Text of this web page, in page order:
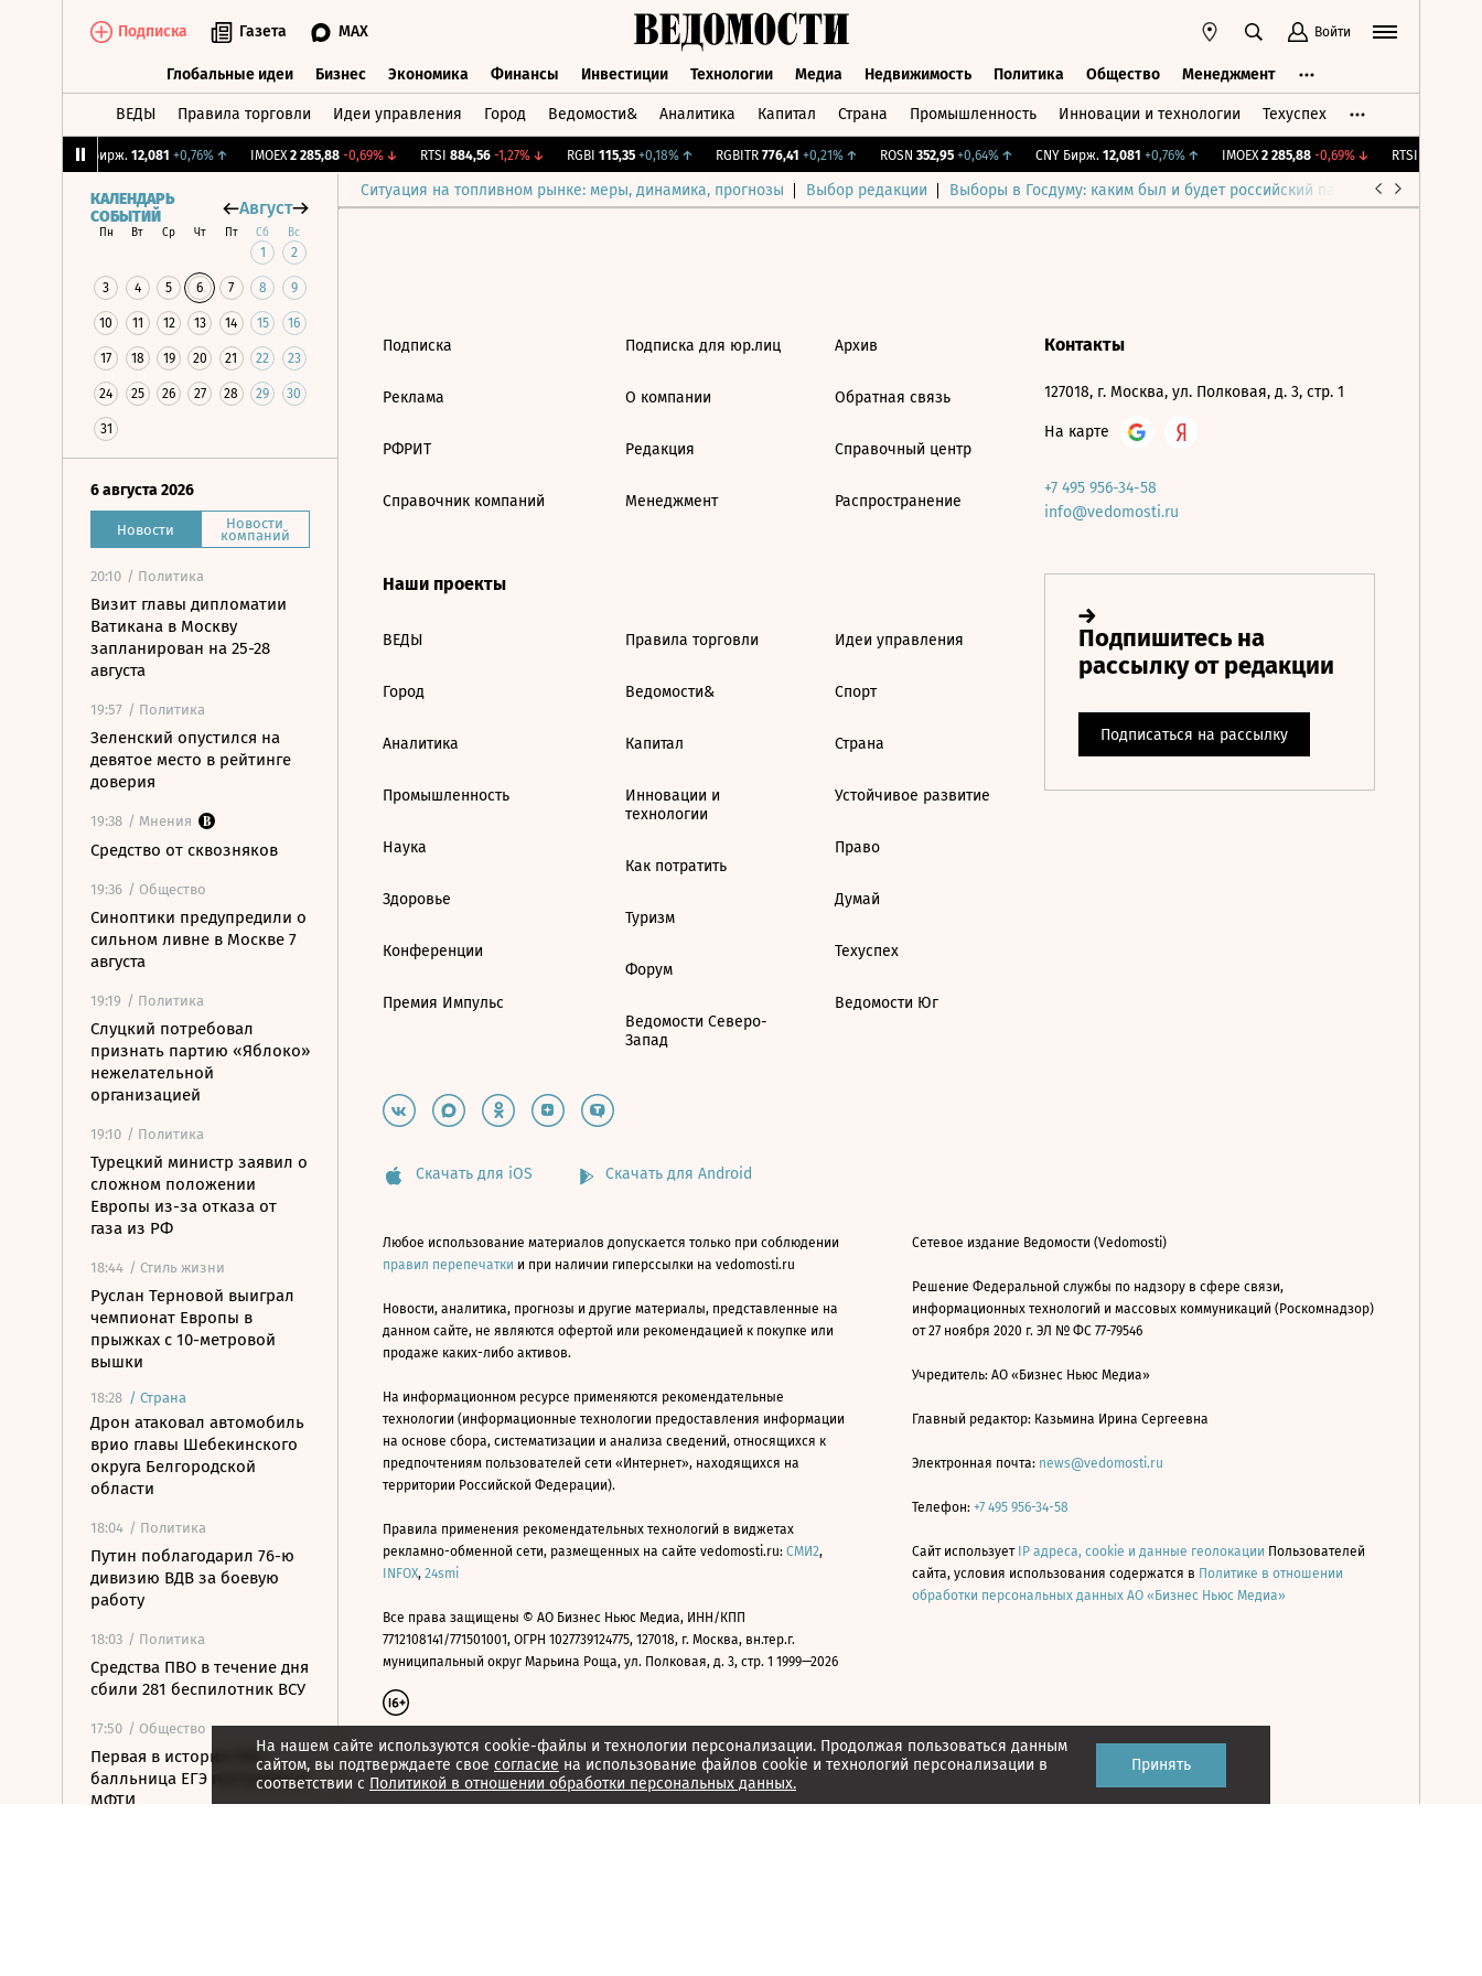
Подписка Газета MAX Войти
Глобальные идеи Бизнес Экономика Финансы Инвестиции Технологии Медиа Недвижимость Политика Общество Менеджмент
ВЕДЫ Правила торговли Идеи управления Город Ведомости& Аналитика Капитал Страна Промышленность Инновации и технологии Техуспех
CNY Бирж. 12,081 +0,76%↑ IMOEX 2 285,88 -0,69%↓ RTSI 884,56 -1,27%↓ RGBI 115,35 +0,18%↑ RGBITR 776,41 +0,21%↑ ROSN 352,95 +0,64%↑ CNY Бирж. 12,081 +0,76%↑ IMOEX 2 285,88 -0,69%↓ RTSI 884,56
Ситуация на топливном рынке: меры, динамика, прогнозы Выбор редакции Выборы в Госдуму: каким был и будет российский парламент
КАЛЕНДАРЬ
СОБЫТИЙ
Август
Пн Вт Ср Чт Пт Сб Вс
1 2
3 4 5 6 7 8 9
10 11 12 13 14 15 16
17 18 19 20 21 22 23
24 25 26 27 28 29 30
31
6 августа 2026
Новости Новости
компаний
20:10 / Политика
Визит главы дипломатии
Ватикана в Москву
запланирован на 25-28
августа
19:57 / Политика
Зеленский опустился на
девятое место в рейтинге
доверия
19:38 / Мнения
Средство от сквозняков
19:36 / Общество
Синоптики предупредили о
сильном ливне в Москве 7
августа
19:19 / Политика
Слуцкий потребовал
признать партию «Яблоко»
нежелательной
организацией
19:10 / Политика
Турецкий министр заявил о
сложном положении
Европы из-за отказа от
газа из РФ
18:44 / Стиль жизни
Руслан Терновой выиграл
чемпионат Европы в
прыжках с 10-метровой
вышки
18:28 / Страна
Дрон атаковал автомобиль
врио главы Шебекинского
округа Белгородской
области
18:04 / Политика
Путин поблагодарил 76-ю
дивизию ВДВ за боевую
работу
18:03 / Политика
Средства ПВО в течение дня
сбили 281 беспилотник ВСУ
17:50 / Общество
Первая в истории 500-
балльница ЕГЭ поступила в
МФТИ
На нашем сайте используются cookie-файлы и технологии персонализации. Продолжая пользоваться данным
сайтом, вы подтверждаете свое согласие на использование файлов cookie и технологий персонализации в
соответствии с Политикой в отношении обработки персональных данных.
Принять
Подписка
Реклама
РФРИТ
Справочник компаний
Подписка для юр.лиц
О компании
Редакция
Менеджмент
Архив
Обратная связь
Справочный центр
Распространение
Наши проекты
ВЕДЫ
Город
Аналитика
Промышленность
Наука
Здоровье
Конференции
Премия Импульс
Правила торговли
Ведомости&
Капитал
Инновации и
технологии
Как потратить
Туризм
Форум
Ведомости Северо-
Запад
Идеи управления
Спорт
Страна
Устойчивое развитие
Право
Думай
Техуспех
Ведомости Юг
Контакты
127018, г. Москва, ул. Полковая, д. 3, стр. 1
На карте
+7 495 956-34-58
info@vedomosti.ru
Скачать для iOS Скачать для Android
Любое использование материалов допускается только при соблюдении
правил перепечатки и при наличии гиперссылки на vedomosti.ru
Новости, аналитика, прогнозы и другие материалы, представленные на
данном сайте, не являются офертой или рекомендацией к покупке или
продаже каких-либо активов.
На информационном ресурсе применяются рекомендательные
технологии (информационные технологии предоставления информации
на основе сбора, систематизации и анализа сведений, относящихся к
предпочтениям пользователей сети «Интернет», находящихся на
территории Российской Федерации).
Правила применения рекомендательных технологий в виджетах
рекламно-обменной сети, размещенных на сайте vedomosti.ru: СМИ2,
INFOX, 24smi
Все права защищены © АО Бизнес Ньюс Медиа, ИНН/КПП
7712108141/771501001, ОГРН 1027739124775, 127018, г. Москва, вн.тер.г.
муниципальный округ Марьина Роща, ул. Полковая, д. 3, стр. 1 1999—2026
Сетевое издание Ведомости (Vedomosti)
Решение Федеральной службы по надзору в сфере связи,
информационных технологий и массовых коммуникаций (Роскомнадзор)
от 27 ноября 2020 г. ЭЛ № ФС 77-79546
Учредитель: АО «Бизнес Ньюс Медиа»
Главный редактор: Казьмина Ирина Сергеевна
Электронная почта: news@vedomosti.ru
Телефон: +7 495 956-34-58
Сайт использует IP адреса, cookie и данные геолокации Пользователей
сайта, условия использования содержатся в Политике в отношении
обработки персональных данных АО «Бизнес Ньюс Медиа»